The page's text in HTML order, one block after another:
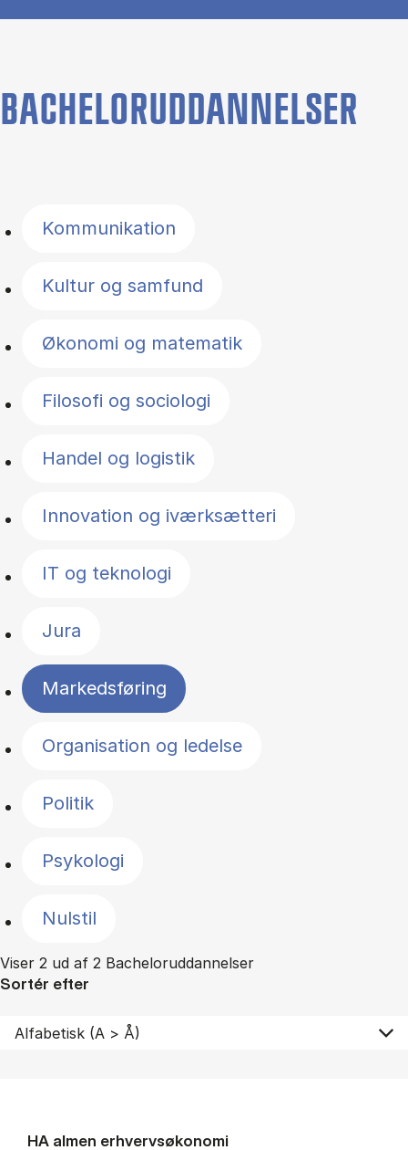
BACHELORUDDANNELSER
Kommunikation
Kultur og samfund
Økonomi og matematik
Filosofi og sociologi
Handel og logistik
Innovation og iværksætteri
IT og teknologi
Jura
Markedsføring
Organisation og ledelse
Politik
Psykologi
Nulstil
Viser 2 ud af 2 Bacheloruddannelser
Sortér efter
HA al­men erhvervs­økonomi